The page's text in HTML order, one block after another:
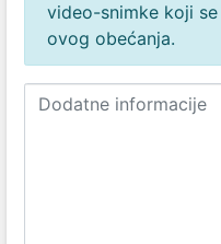
video-snimke koji
ovog obećanja.